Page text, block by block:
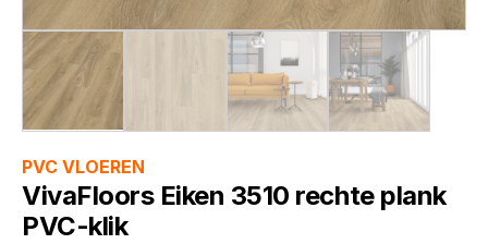
PVC VLOEREN
VivaFloors Eiken 3510 rechte plank
PVC-klik